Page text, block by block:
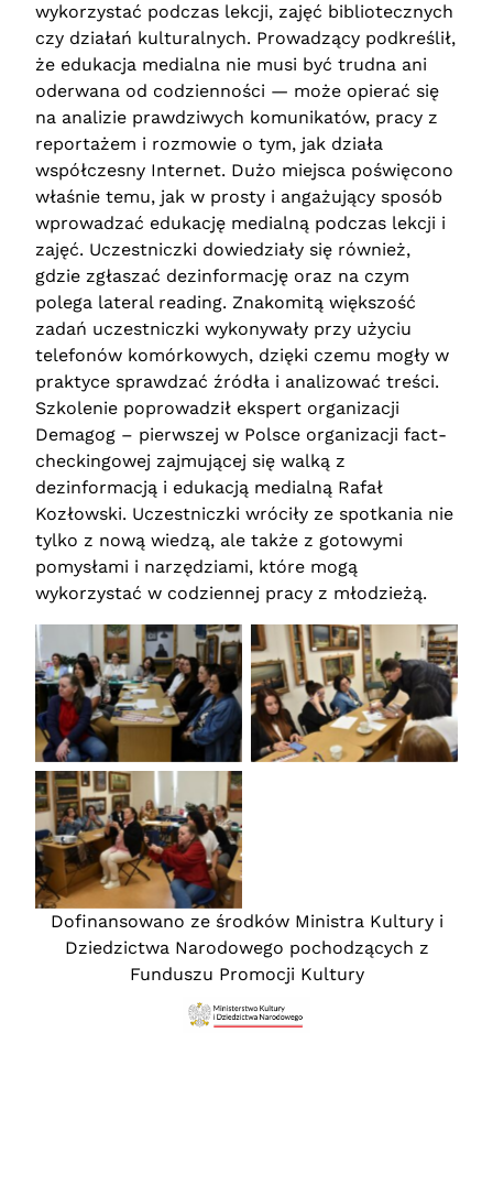
wykorzystać podczas lekcji, zajęć bibliotecznych
czy działań kulturalnych. Prowadzący podkreślił,
że edukacja medialna nie musi być trudna ani
oderwana od codzienności — może opierać się
na analizie prawdziwych komunikatów, pracy z
reportażem i rozmowie o tym, jak działa
współczesny Internet. Dużo miejsca poświęcono
właśnie temu, jak w prosty i angażujący sposób
wprowadzać edukację medialną podczas lekcji i
zajęć. Uczestniczki dowiedziały się również,
gdzie zgłaszać dezinformację oraz na czym
polega lateral reading. Znakomitą większość
zadań uczestniczki wykonywały przy użyciu
telefonów komórkowych, dzięki czemu mogły w
praktyce sprawdzać źródła i analizować treści.
Szkolenie poprowadził ekspert organizacji
Demagog – pierwszej w Polsce organizacji fact-
checkingowej zajmującej się walką z
dezinformacją i edukacją medialną Rafał
Kozłowski. Uczestniczki wróciły ze spotkania nie
tylko z nową wiedzą, ale także z gotowymi
pomysłami i narzędziami, które mogą
wykorzystać w codziennej pracy z młodzieżą.
Brak podpisu Brak podpisu
Brak podpisu
Dofinansowano ze środków Ministra Kultury i
Dziedzictwa Narodowego pochodzących z
Funduszu Promocji Kultury